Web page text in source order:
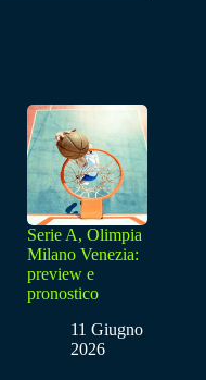
Serie A, Olimpia
Milano Venezia:
preview e
pronostico
11 Giugno
2026